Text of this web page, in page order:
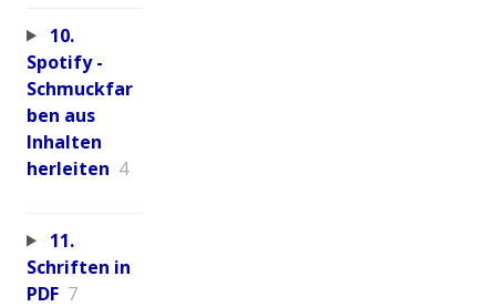
10.
Spotify -
Schmuckfar
ben aus
Inhalten
herleiten 4
11.
Schriften in
PDF 7